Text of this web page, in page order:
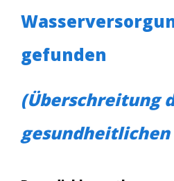
gefunden
(Überschreitung